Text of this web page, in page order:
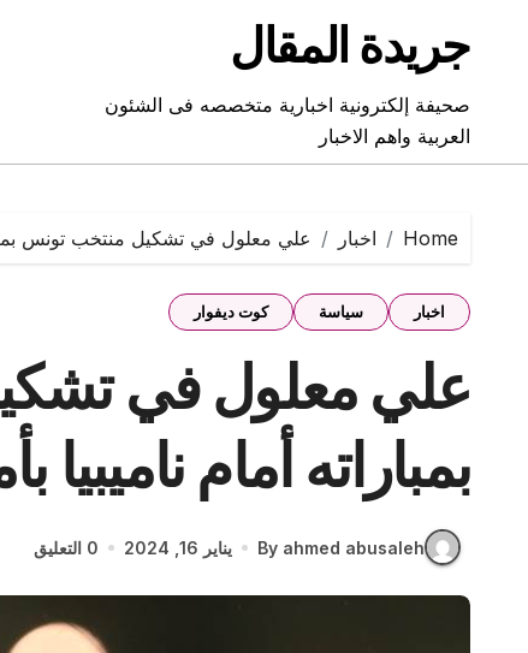
contentجريدة المقال
صحيفة إلكترونية اخبارية متخصصه فى الشئون
العربية واهم الاخبار
Home اخبار علي معلول في تشكيل منتخب تونس
اخبار سياسة كوت ديفوار
علي معلول في
بمباراته أمام ناميبيا
By ahmed abusaleh يناير 16, 2024 0 التعليق